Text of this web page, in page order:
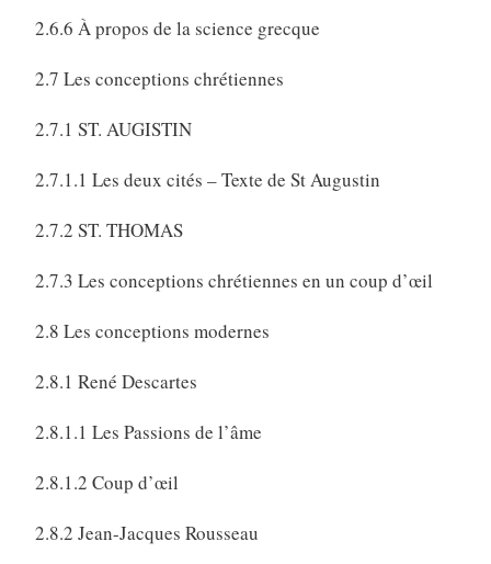
2.6.6 À propos de la science grecque
2.7 Les conceptions chrétiennes
2.7.1 ST. AUGISTIN
2.7.1.1 Les deux cités – Texte de St Augustin
2.7.2 ST. THOMAS
2.7.3 Les conceptions chrétiennes en un coup d’œil
2.8 Les conceptions modernes
2.8.1 René Descartes
2.8.1.1 Les Passions de l’âme
2.8.1.2 Coup d’œil
2.8.2 Jean-Jacques Rousseau